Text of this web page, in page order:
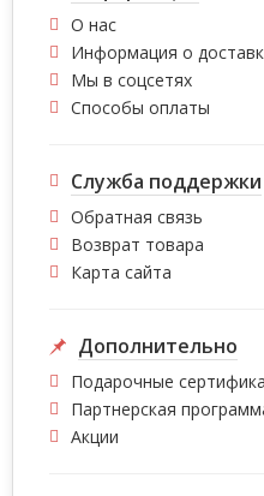
О нас
Информация о
Мы в соцсетях
Способы оплаты
Служба поддержки
Обратная связь
Возврат товара
Карта сайта
Дополнительно
Подарочные
Партнерская
Акции